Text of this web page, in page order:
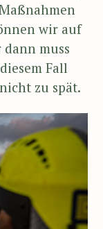
wir auf
muss
Fall
zu spät.